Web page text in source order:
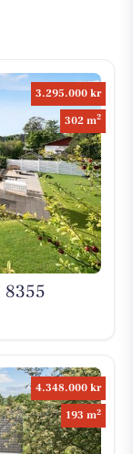
3.295.000 kr
302 m2
8355
4.348.000 kr
193 m2